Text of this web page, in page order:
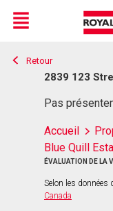
Live
En Direct
Menu
Retour
2839 123
Pas
Accueil
Blue Quill
ÉVALUATION DE LA
Selon les données
Canada